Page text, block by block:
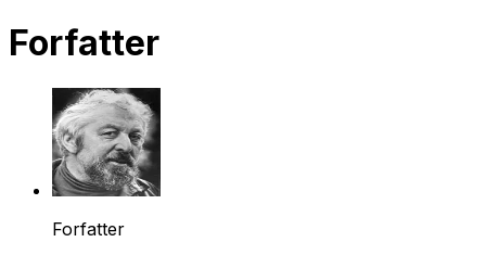
Forfatter
Forfatter